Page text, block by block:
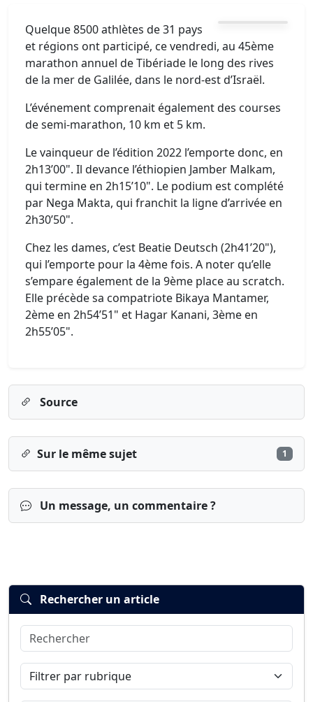
Quelque 8500 athlètes de 31 pays
et régions ont participé, ce vendredi, au 45ème
marathon annuel de Tibériade le long des rives
de la mer de Galilée, dans le nord-est d’Israël.
L’événement comprenait également des courses
de semi-marathon, 10 km et 5 km.
Le vainqueur de l’édition 2022 l’emporte donc, en
2h13’00". Il devance l’éthiopien Jamber Malkam,
qui termine en 2h15’10". Le podium est complété
par Nega Makta, qui franchit la ligne d’arrivée en
2h30’50".
Chez les dames, c’est Beatie Deutsch (2h41’20"),
qui l’emporte pour la 4ème fois. A noter qu’elle
s’empare également de la 9ème place au scratch.
Elle précède sa compatriote Bikaya Mantamer,
2ème en 2h54’51" et Hagar Kanani, 3ème en
2h55’05".
Source
Sur le même sujet 1
Un message, un commentaire ?
Connexion
Rechercher un article
Rechercher
Filtrer par rubrique